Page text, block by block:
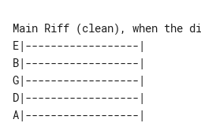
Main Riff (clean), when the
E|------------------|
B|------------------|
G|------------------|
D|------------------|
A|------------------|